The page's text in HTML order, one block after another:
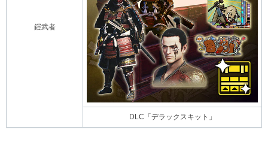
鎧武者
DLC「デラックスキット」